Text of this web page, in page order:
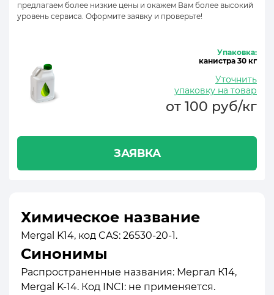
предлагаем более низкие цены и окажем Вам более высокий
уровень сервиса. Оформите заявку и проверьте!
Упаковка:
канистра 30 кг
Уточнить
упаковку на товар
от 100 руб/кг
ЗАЯВКА
Химическое название
Mergal K14, код CAS: 26530-20-1.
Синонимы
Распространенные названия: Мергал К14,
Mergal K-14. Код INCI: не применяется.